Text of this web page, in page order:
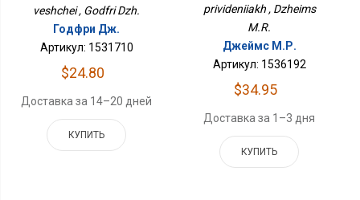
veshchei , Godfri Dzh.
Годфри Дж.
Артикул: 1531710
$24.80
Доставка за 14–20 дней
КУПИТЬ
privideniiakh , Dzheims
M.R.
Джеймс М.Р.
Артикул: 1536192
$34.95
Доставка за 1–3 дня
КУПИТЬ